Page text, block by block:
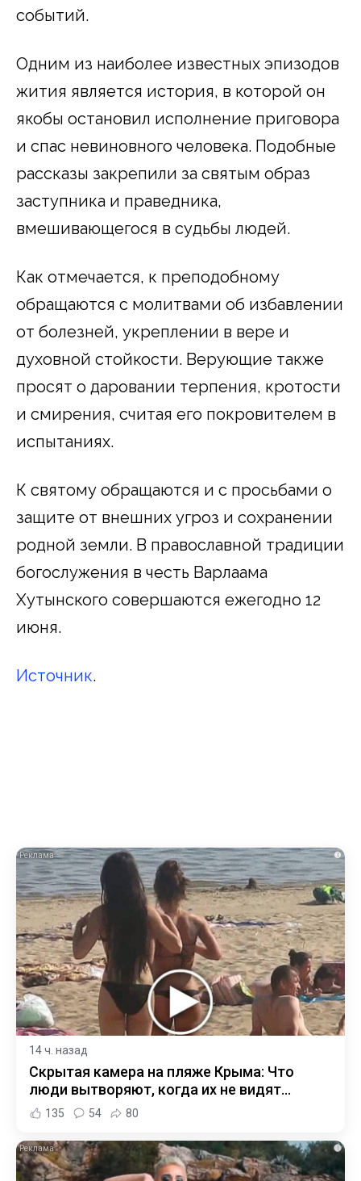
событий.
Одним из наиболее известных эпизодов
жития является история, в которой он
якобы остановил исполнение приговора
и спас невиновного человека. Подобные
рассказы закрепили за святым образ
заступника и праведника,
вмешивающегося в судьбы людей.
Как отмечается, к преподобному
обращаются с молитвами об избавлении
от болезней, укреплении в вере и
духовной стойкости. Верующие также
просят о даровании терпения, кротости
и смирения, считая его покровителем в
испытаниях.
К святому обращаются и с просьбами о
защите от внешних угроз и сохранении
родной земли. В православной традиции
богослужения в честь Варлаама
Хутынского совершаются ежегодно 12
июня.
Источник.
i
14 ч. назад
Скрытая камера на пляже Крыма: Что
люди вытворяют, когда их не видят...
135 54 80
i